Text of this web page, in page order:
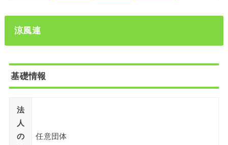
涼風連
基礎情報
法
人
の
任意団体